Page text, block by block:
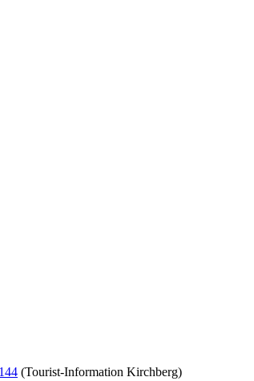
(Tourist-Information Kirchberg)